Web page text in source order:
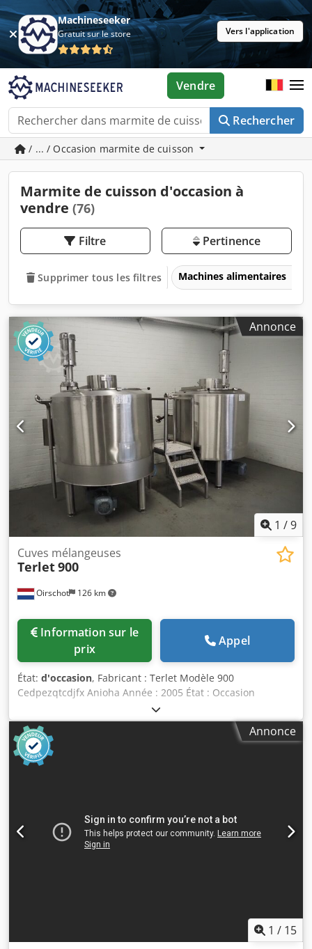
Machineseeker
Gratuit sur le store Vers l'application
Rechercher
Vendre
/ ... / Occasion marmite de cuisson
Marmite de cuisson d'occasion à
vendre (76)
Filtre Pertinence
Supprimer tous les filtres Machines alimentaires
Annonce
1 /9
Oirschot 126 km
Cuves mélangeuses
Terlet900
prix
Appel
État: d'occasion, Fabricant : Terlet Modèle 900
Cedpezqtcdjfx Anioha Année : 2005 État : Occasion
Numéro de série : 411225-001-001/002 Numéro
d'inventaire : 3422 Capacité : 2 x 750 litres Chauffage :
huile thermique Hauteur d'alimentation : 1500 mm Air
comprimé : 6 - 8 bars Puissance : 3 x 400V, 50Hz, 4kW par
unité Dimensions : 1350 x 1550 x 2350 mm par unité Poids
Annonce
1 / 15